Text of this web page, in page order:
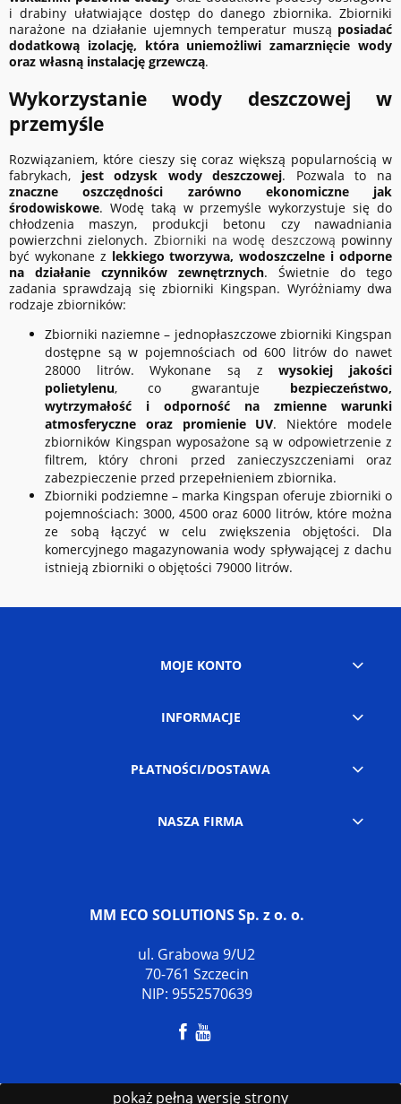
i drabiny ułatwiające dostęp do danego zbiornika. Zbiorniki
narażone na działanie ujemnych temperatur muszą posiadać
dodatkową izolację, która uniemożliwi zamarznięcie wody
oraz własną instalację grzewczą.
Wykorzystanie wody deszczowej w
przemyśle
Rozwiązaniem, które cieszy się coraz większą popularnością w
fabrykach, jest odzysk wody deszczowej. Pozwala to na
znaczne oszczędności zarówno ekonomiczne jak
środowiskowe. Wodę taką w przemyśle wykorzystuje się do
chłodzenia maszyn, produkcji betonu czy nawadniania
powierzchni zielonych. Zbiorniki na wodę deszczową powinny
być wykonane z lekkiego tworzywa, wodoszczelne i odporne
na działanie czynników zewnętrznych. Świetnie do tego
zadania sprawdzają się zbiorniki Kingspan. Wyróżniamy dwa
rodzaje zbiorników:
Zbiorniki naziemne – jednopłaszczowe zbiorniki Kingspan
dostępne są w pojemnościach od 600 litrów do nawet
28000 litrów. Wykonane są zwysokiej jakości
polietylenu, co gwarantuje bezpieczeństwo,
wytrzymałość i odporność na zmienne warunki
atmosferyczne oraz promienie UV. Niektóre modele
zbiorników Kingspan wyposażone są w odpowietrzenie z
filtrem, który chroni przed zanieczyszczeniami oraz
zabezpieczenie przed przepełnieniem zbiornika.
Zbiorniki podziemne – marka Kingspan oferuje zbiorniki o
pojemnościach: 3000, 4500 oraz 6000 litrów, które można
ze sobą łączyć w celu zwiększenia objętości. Dla
komercyjnego magazynowania wody spływającej z dachu
istnieją zbiorniki o objętości 79000 litrów.
MOJE KONTO
INFORMACJE
PŁATNOŚCI/DOSTAWA
NASZA FIRMA
MM ECO SOLUTIONS Sp. z o. o.
ul. Grabowa 9/U2
70-761 Szczecin
NIP: 9552570639
pokaż pełną wersję strony